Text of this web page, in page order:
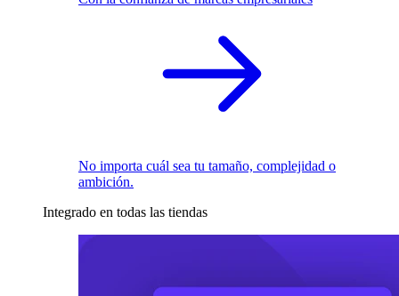
No importa cuál sea tu tamaño, complejidad o
ambición.
Integrado en todas las tiendas